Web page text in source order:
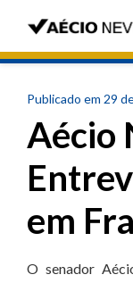
Publicado em 29
Aécio
em
O senador